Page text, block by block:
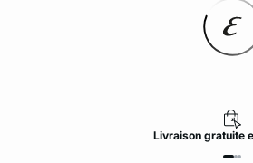
Livraison gratuite